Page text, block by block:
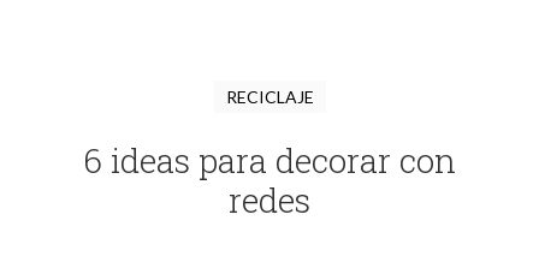
RECICLAJE
6 ideas para decorar con
redes